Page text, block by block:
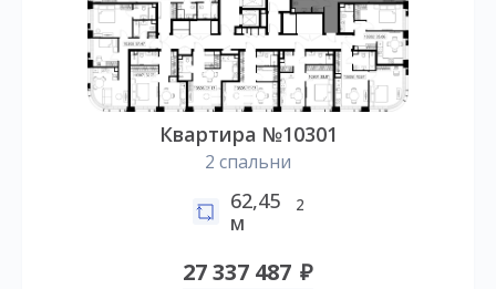
Квартира №10301
2 спальни
62,45
м
2
27 337 487